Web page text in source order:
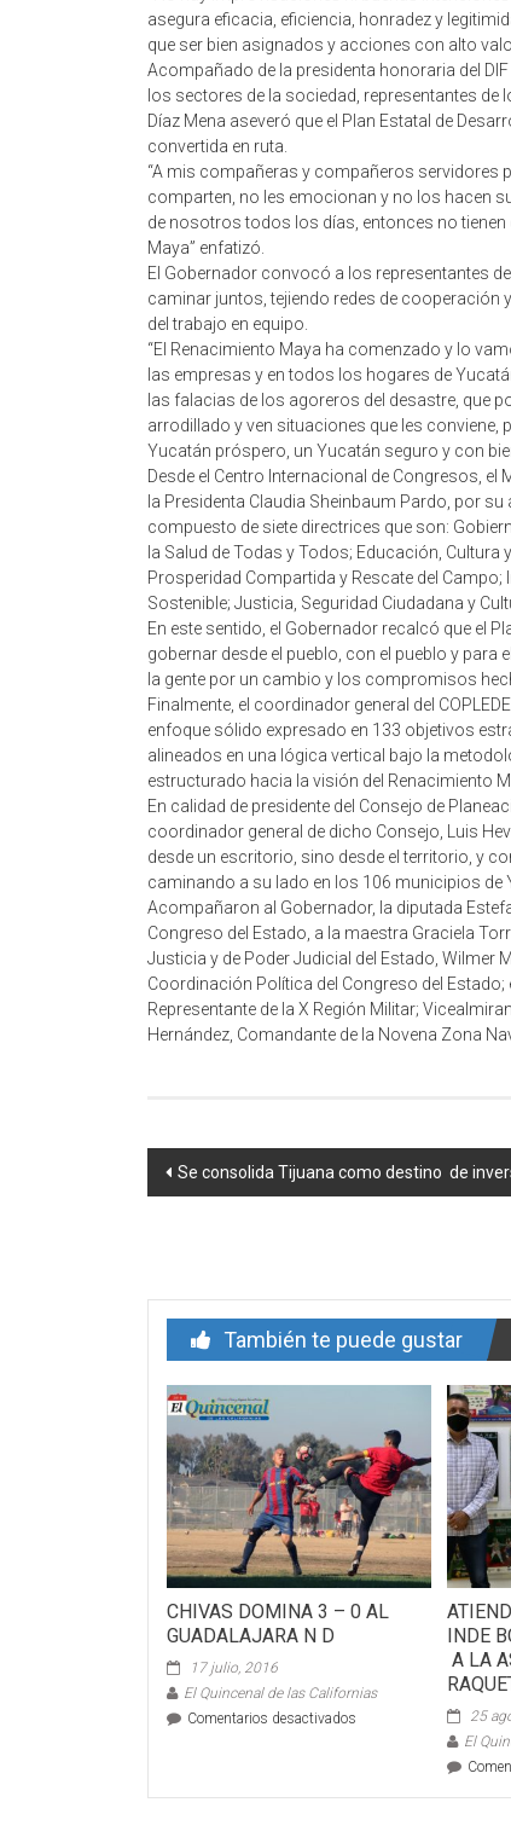
asegura eficacia, eficiencia, honradez y
que ser bien asignados y acciones con alto
Acompañado de la presidenta honoraria del
los sectores de la sociedad, representantes
Díaz Mena aseveró que el Plan Estatal de
convertida en ruta.
“A mis compañeras y compañeros servidores
comparten, no les emocionan y no los hacen
de nosotros todos los días, entonces no
Maya” enfatizó.
El Gobernador convocó a los representantes
caminar juntos, tejiendo redes de cooperación
del trabajo en equipo.
“El Renacimiento Maya ha comenzado y lo
las empresas y en todos los hogares de
las falacias de los agoreros del desastre, que
arrodillado y ven situaciones que les conviene,
Yucatán próspero, un Yucatán seguro y con
Desde el Centro Internacional de Congresos,
la Presidenta Claudia Sheinbaum Pardo, por
compuesto de siete directrices que son:
la Salud de Todas y Todos; Educación,
Prosperidad Compartida y Rescate del
Sostenible; Justicia, Seguridad Ciudadana y
En este sentido, el Gobernador recalcó que el
gobernar desde el pueblo, con el pueblo y
la gente por un cambio y los compromisos
Finalmente, el coordinador general del
enfoque sólido expresado en 133 objetivos
alineados en una lógica vertical bajo la
estructurado hacia la visión del Renacimiento
En calidad de presidente del Consejo de
coordinador general de dicho Consejo, Luis
desde un escritorio, sino desde el territorio, y
caminando a su lado en los 106 municipios
Acompañaron al Gobernador, la diputada
Congreso del Estado, a la maestra Graciela
Justicia y de Poder Judicial del Estado, Wilmer
Coordinación Política del Congreso del Estado;
Representante de la X Región Militar;
Hernández, Comandante de la Novena Zona
Navegación
Se consolida Tijuana como destino de
También te puede gustar
CHIVAS DOMINA 3 – 0 AL
GUADALAJARA N D
17 julio, 2016
El Quincenal de las Californias
Comentarios desactivados
–
INDE
A LA
25
El